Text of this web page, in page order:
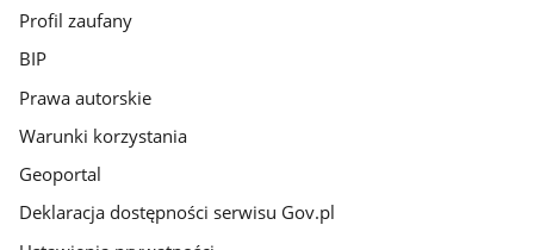
Profil zaufany
BIP
Prawa autorskie
Warunki korzystania
Geoportal
Deklaracja dostępności serwisu Gov.pl